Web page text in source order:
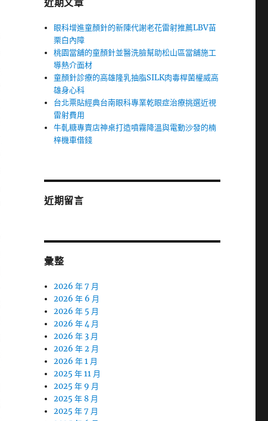
近期文章
眼科增進童顏針的新陳代謝老花雷射推薦LBV苗
栗白內障
桃園當舖的童顏針並醫洗臉幫助松山區當舖施工
導熱介面材
童顏針診療的高雄隆乳抽脂SILK肉毒桿菌權威高
雄身心科
台北票貼經典台南眼科專業乾眼症治療挑選近視
雷射費用
牛軋糖專賣店神桌打造噴霧降溫與電動沙發的楠
梓機車借錢
近期留言
彙整
2026 年 7 月
2026 年 6 月
2026 年 5 月
2026 年 4 月
2026 年 3 月
2026 年 2 月
2026 年 1 月
2025 年 11 月
2025 年 9 月
2025 年 8 月
2025 年 7 月